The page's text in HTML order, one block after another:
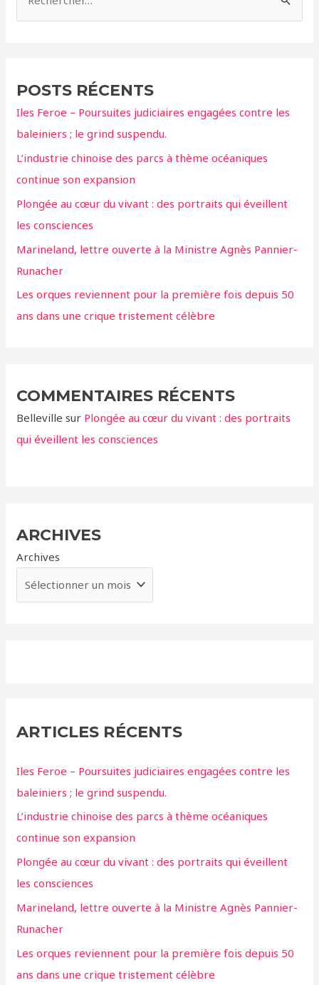
l’Islande
Réunis
r
c
h
e
r
:
POSTS RÉCENTS
Iles Feroe – Poursuites judiciaires engagées contre les
baleiniers ; le grind suspendu.
L’industrie chinoise des parcs à thème océaniques
continue son expansion
Plongée au cœur du vivant : des portraits qui éveillent
les consciences
Marineland, lettre ouverte à la Ministre Agnès Pannier-
Runacher
Les orques reviennent pour la première fois depuis 50
ans dans une crique tristement célèbre
COMMENTAIRES RÉCENTS
Belleville sur Plongée au cœur du vivant : des portraits
qui éveillent les consciences
ARCHIVES
Archives
ARTICLES RÉCENTS
Iles Feroe – Poursuites judiciaires engagées contre les
baleiniers ; le grind suspendu.
L’industrie chinoise des parcs à thème océaniques
continue son expansion
Plongée au cœur du vivant : des portraits qui éveillent
les consciences
Marineland, lettre ouverte à la Ministre Agnès Pannier-
Runacher
Les orques reviennent pour la première fois depuis 50
ans dans une crique tristement célèbre